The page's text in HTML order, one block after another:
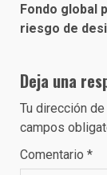
Fondo global
riesgo de
Deja una
Tu dirección
campos
Comentario *